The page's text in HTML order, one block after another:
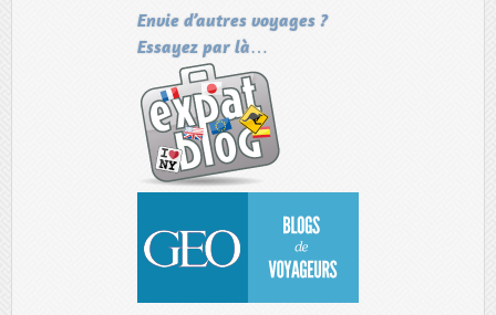
Envie d’autres voyages ?
Essayez par là…